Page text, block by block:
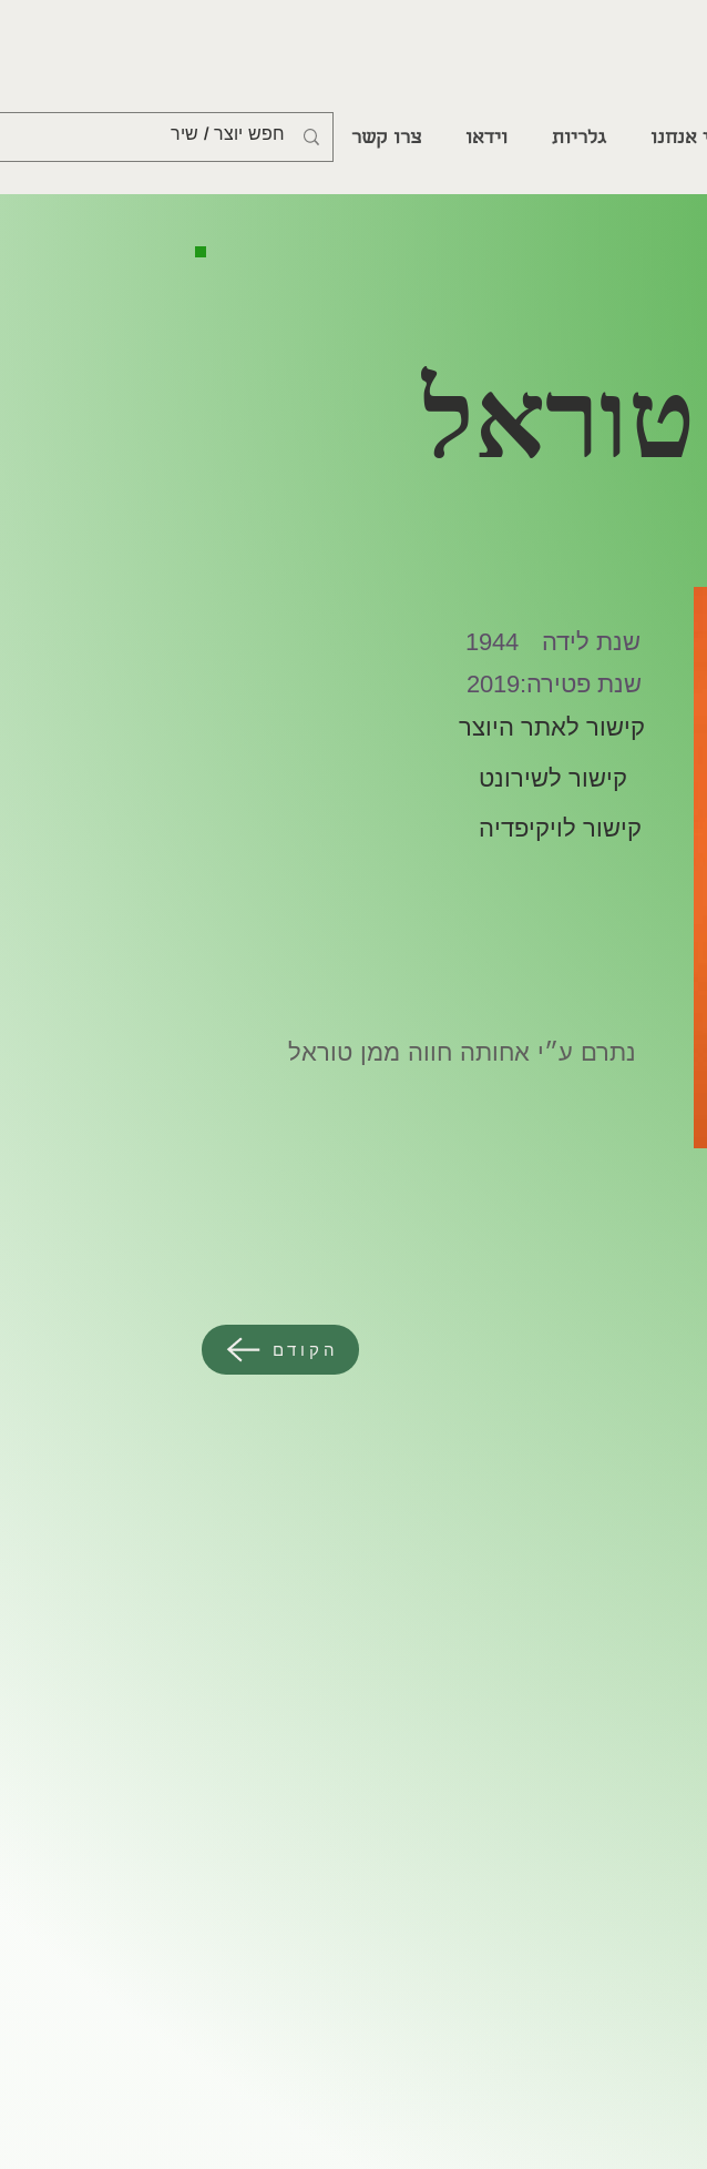
אנחנו גלריות וידאו צרו קשר
1944
שנת לידה
2019 :שנת פטירה
קישור לאתר היוצר
קישור לשירונט
קישור לויקיפדיה
נתרם ע״י אחותה חווה ממן טוראל
הקודם